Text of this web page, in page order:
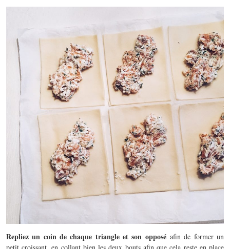
Repliez un coin de chaque triangle et son opposé afin de former un